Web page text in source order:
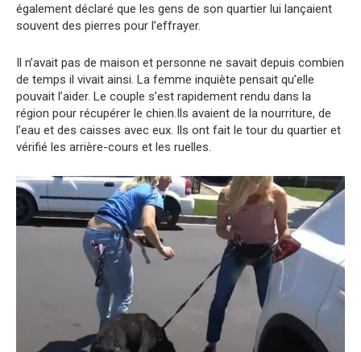
également déclaré que les gens de son quartier lui lançaient
souvent des pierres pour l’effrayer.
Il n’avait pas de maison et personne ne savait depuis combien
de temps il vivait ainsi. La femme inquiète pensait qu’elle
pouvait l’aider. Le couple s’est rapidement rendu dans la
région pour récupérer le chien.Ils avaient de la nourriture, de
l’eau et des caisses avec eux. Ils ont fait le tour du quartier et
vérifié les arrière-cours et les ruelles.